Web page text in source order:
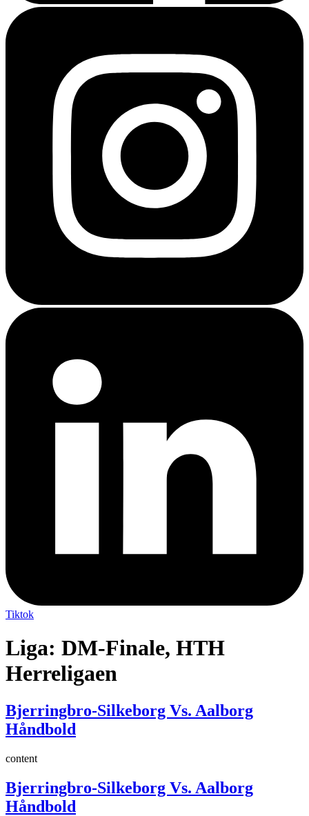
Tiktok
Liga: DM-Finale, HTH
Herreligaen
Bjerringbro-Silkeborg Vs. Aalborg
Håndbold
content
Bjerringbro-Silkeborg Vs. Aalborg
Håndbold